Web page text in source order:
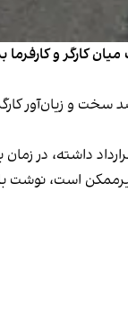
میان کارگر و
ابلاغ دستورالعمل شماره ۵۷،
داشته، در
غیرممکن است،